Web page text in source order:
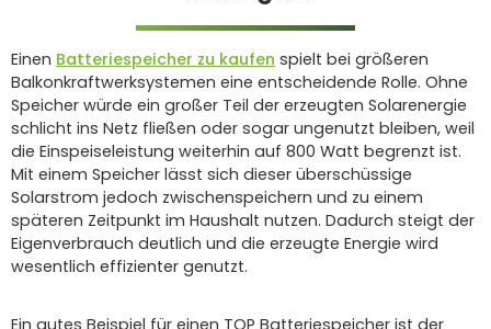
Einen Batteriespeicher zu kaufen spielt bei größeren
Balkonkraftwerksystemen eine entscheidende Rolle. Ohne
Speicher würde ein großer Teil der erzeugten Solarenergie
schlicht ins Netz fließen oder sogar ungenutzt bleiben, weil
die Einspeiseleistung weiterhin auf 800 Watt begrenzt ist.
Mit einem Speicher lässt sich dieser überschüssige
Solarstrom jedoch zwischenspeichern und zu einem
späteren Zeitpunkt im Haushalt nutzen. Dadurch steigt der
Eigenverbrauch deutlich und die erzeugte Energie wird
wesentlich effizienter genutzt.
Ein gutes Beispiel für einen TOP Batteriespeicher ist der